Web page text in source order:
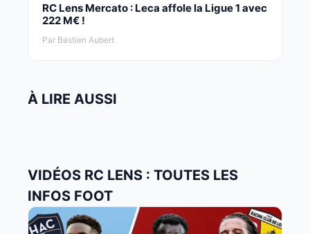
RC Lens Mercato : Leca affole la Ligue 1 avec
222 M€ !
Par Bastien Aubert
À LIRE AUSSI
VIDÉOS RC LENS : TOUTES LES
INFOS FOOT